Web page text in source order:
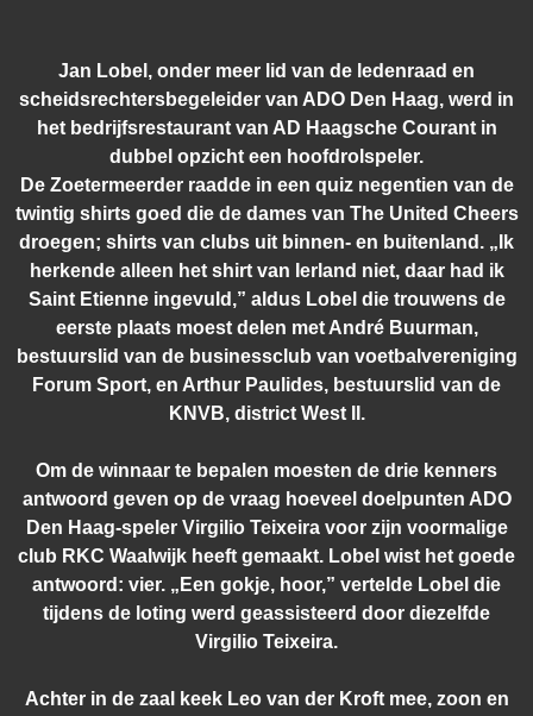
Jan Lobel, onder meer lid van de ledenraad en
scheidsrechtersbegeleider van ADO Den Haag, werd in
het bedrijfsrestaurant van AD Haagsche Courant in
dubbel opzicht een hoofdrolspeler.
De Zoetermeerder raadde in een quiz negentien van de
twintig shirts goed die de dames van The United Cheers
droegen; shirts van clubs uit binnen- en buitenland. „Ik
herkende alleen het shirt van Ierland niet, daar had ik
Saint Etienne ingevuld,” aldus Lobel die trouwens de
eerste plaats moest delen met André Buurman,
bestuurslid van de businessclub van voetbalvereniging
Forum Sport, en Arthur Paulides, bestuurslid van de
KNVB, district West II.
Om de winnaar te bepalen moesten de drie kenners
antwoord geven op de vraag hoeveel doelpunten ADO
Den Haag-speler Virgilio Teixeira voor zijn voormalige
club RKC Waalwijk heeft gemaakt. Lobel wist het goede
antwoord: vier. „Een gokje, hoor,” vertelde Lobel die
tijdens de loting werd geassisteerd door diezelfde
Virgilio Teixeira.
Achter in de zaal keek Leo van der Kroft mee, zoon en